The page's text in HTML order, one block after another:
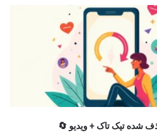
شده تیک تاک + ویدیو 🔄